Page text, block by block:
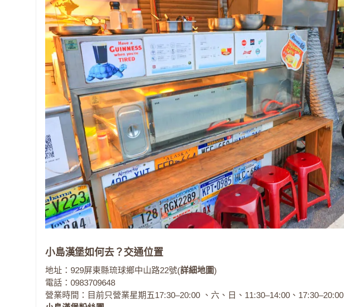
小島漢堡如何去？交通位置
地址：929屏東縣琉球鄉中山路22號(詳細地圖)
電話：0983709648
營業時間：目前只營業星期五17:30–20:00 、六、日、11:30–14:00、17:30–20:00